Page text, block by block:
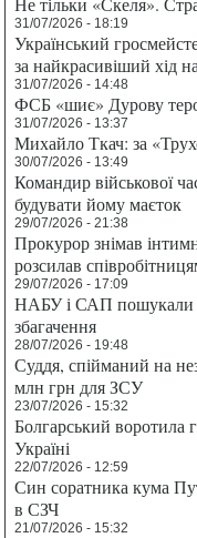
31/07/2026 - 18:19
Український
за найкрасивіший хід
31/07/2026 - 14:48
ФСБ «шиє» Дурову
31/07/2026 - 13:37
Михайло Ткач: за
30/07/2026 - 13:49
Командир військової
будувати йому маєток
29/07/2026 - 21:38
Прокурор знімав
розсилав
29/07/2026 - 17:09
НАБУ і САП пошукали у
збагачення
28/07/2026 - 19:48
Суддя, спійманий на
млн грн для ЗСУ
23/07/2026 - 15:32
Болгарський воротила
Україні
22/07/2026 - 12:59
Син соратника кума
в СЗЧ
21/07/2026 - 15:32